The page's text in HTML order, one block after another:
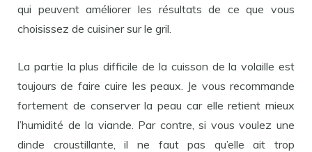
qui peuvent améliorer les résultats de ce que vous
choisissez de cuisiner sur le gril.
La partie la plus difficile de la cuisson de la volaille est
toujours de faire cuire les peaux. Je vous recommande
fortement de conserver la peau car elle retient mieux
l’humidité de la viande. Par contre, si vous voulez une
dinde croustillante, il ne faut pas qu’elle ait trop